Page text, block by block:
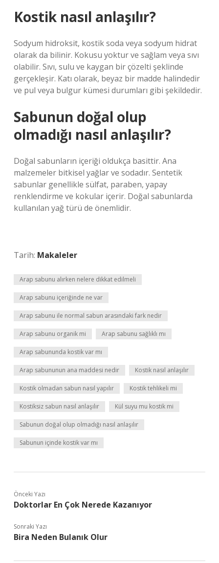
Kostik nasıl anlaşılır?
Sodyum hidroksit, kostik soda veya sodyum hidrat
olarak da bilinir. Kokusu yoktur ve sağlam veya sıvı
olabilir. Sıvı, sulu ve kaygan bir çözelti şeklinde
gerçekleşir. Katı olarak, beyaz bir madde halindedir
ve pul veya bulgur kümesi durumları gibi şekildedir.
Sabunun doğal olup
olmadığı nasıl anlaşılır?
Doğal sabunların içeriği oldukça basittir. Ana
malzemeler bitkisel yağlar ve sodadır. Sentetik
sabunlar genellikle sülfat, paraben, yapay
renklendirme ve kokular içerir. Doğal sabunlarda
kullanılan yağ türü de önemlidir.
Tarih: Makaleler
Arap sabunu alırken nelere dikkat edilmeli
Arap sabunu içeriğinde ne var
Arap sabunu ile normal sabun arasındaki fark nedir
Arap sabunu organik mi Arap sabunu sağlıklı mı
Arap sabununda kostik var mı
Arap sabununun ana maddesi nedir Kostik nasıl anlaşılır
Kostik olmadan sabun nasıl yapılır Kostik tehlikeli mi
Kostiksiz sabun nasıl anlaşılır Kül suyu mu kostik mi
Sabunun doğal olup olmadığı nasıl anlaşılır
Sabunun içinde kostik var mı
Önceki Yazı
Doktorlar En Çok Nerede Kazanıyor
Sonraki Yazı
Bira Neden Bulanık Olur